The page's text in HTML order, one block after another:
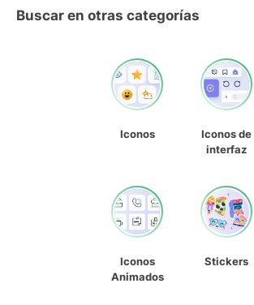
Buscar en otras categorías
Iconos
Iconos de
interfaz
Iconos
Animados
Stickers